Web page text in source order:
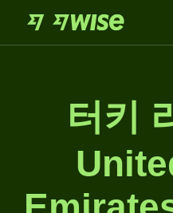
터키